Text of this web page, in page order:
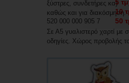
ξύστρες, συνδετήρες κα)
καθώς και για διακόσμηση.
Σε Α5 γυαλιστερό χαρτί με
οδηγίες. Χώρος προβολής
Δυνατότητα εκτύπωσης με
5
10
50
520 000 000 905 7